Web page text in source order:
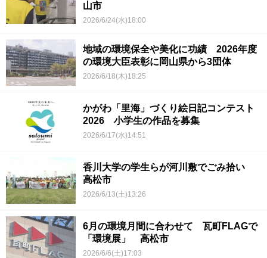
山市
2026/6/24(水)18:00
地域の環境保全や美化に功績 2026年度
の環境大臣表彰に岡山県から3団体
2026/6/18(木)18:25
かがわ「里海」づくり絵日記コンテスト
2026 小学生の作品を募集
2026/6/17(水)14:51
香川大学の学生らが河川敷でごみ拾い
高松市
2026/6/13(土)13:26
6月の環境月間に合わせて 瓦町FLAGで
「環境展」 高松市
2026/6/6(土)17:03